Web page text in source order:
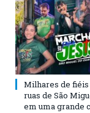
Milhares de fiéis
ruas de São
em uma grande